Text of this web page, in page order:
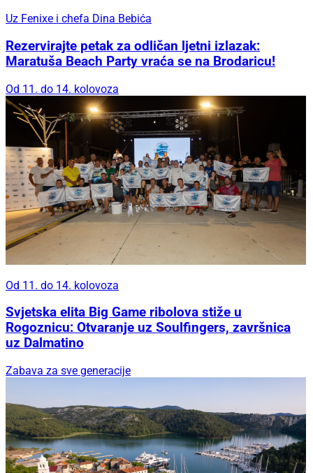
Uz Fenixe i chefa Dina Bebića
Rezervirajte petak za odličan ljetni izlazak:
Maratuša Beach Party vraća se na Brodaricu!
Od 11. do 14. kolovoza
Od 11. do 14. kolovoza
Svjetska elita Big Game ribolova stiže u
Rogoznicu: Otvaranje uz Soulfingers, završnica
uz Dalmatino
Zabava za sve generacije